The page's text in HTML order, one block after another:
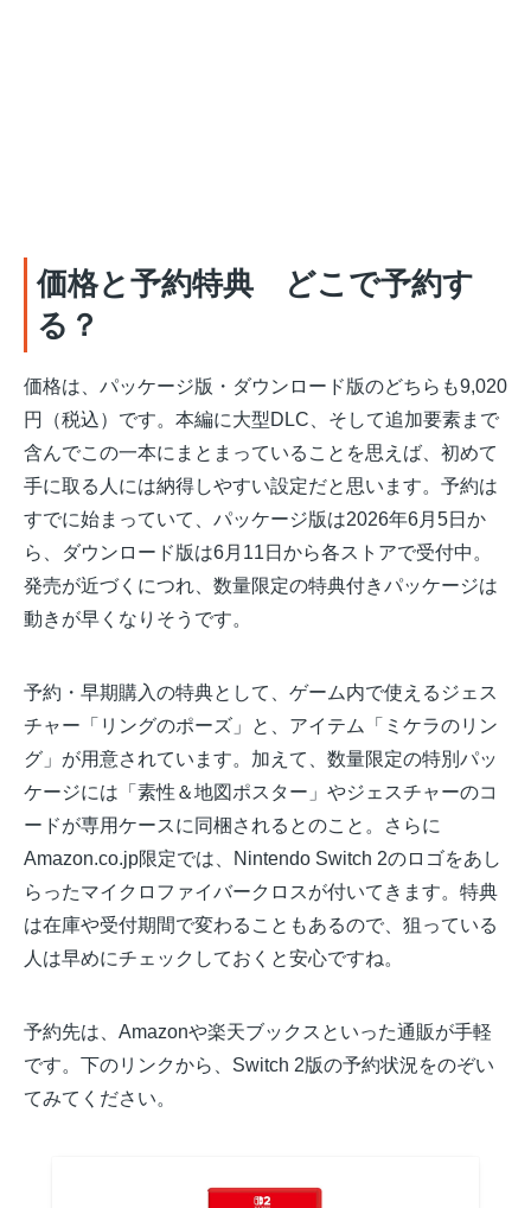
価格と予約特典 どこで予約す
る？
価格は、パッケージ版・ダウンロード版のどちらも9,020
円（税込）です。本編に大型DLC、そして追加要素まで
含んでこの一本にまとまっていることを思えば、初めて
手に取る人には納得しやすい設定だと思います。予約は
すでに始まっていて、パッケージ版は2026年6月5日か
ら、ダウンロード版は6月11日から各ストアで受付中。
発売が近づくにつれ、数量限定の特典付きパッケージは
動きが早くなりそうです。
予約・早期購入の特典として、ゲーム内で使えるジェス
チャー「リングのポーズ」と、アイテム「ミケラのリン
グ」が用意されています。加えて、数量限定の特別パッ
ケージには「素性＆地図ポスター」やジェスチャーのコ
ードが専用ケースに同梱されるとのこと。さらに
Amazon.co.jp限定では、Nintendo Switch 2のロゴをあし
らったマイクロファイバークロスが付いてきます。特典
は在庫や受付期間で変わることもあるので、狙っている
人は早めにチェックしておくと安心ですね。
予約先は、Amazonや楽天ブックスといった通販が手軽
です。下のリンクから、Switch 2版の予約状況をのぞい
てみてください。